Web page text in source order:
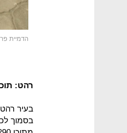
הדמיית
רהט:
בעיר